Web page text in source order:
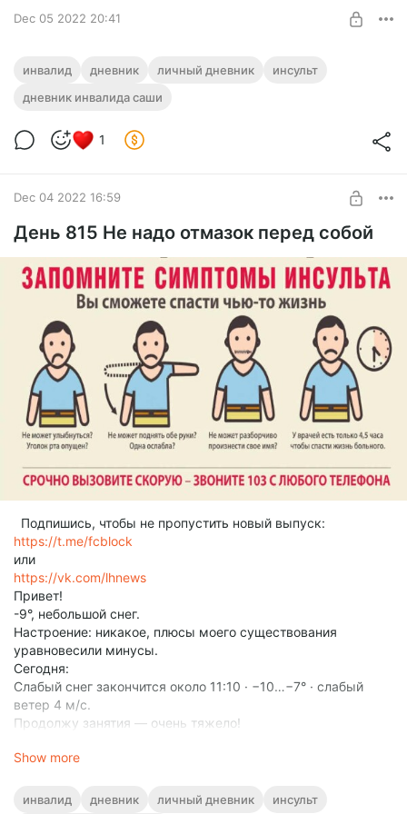
Dec 05 2022 20:41
День 816 Очень медленное
бы побыстрее!
Не могу вернуться даже к постинсультному уровню.
инвалид дневник личный дневник
инсульт
дневник инвалида саши
1
Dec 04 2022 16:59
День 815 Не надо отмазок перед собой
Подпишись, чтобы не пропустить новый выпуск:
https://t.me/fcblock
или
https://vk.com/lhnews
Привет!
-9°, небольшой снег.
Настроение: никакое, плюсы моего существования
уравновесили минусы.
Сегодня:
Слабый снег закончится около 11:10 · −10⁠…⁠−7⁠° · слабый
ветер 4 м⁠/⁠с.
Продолжу занятия — очень тяжело!
животе.
Болит — значит реагирует!
Show more
инвалид дневник личный дневник
инсульт